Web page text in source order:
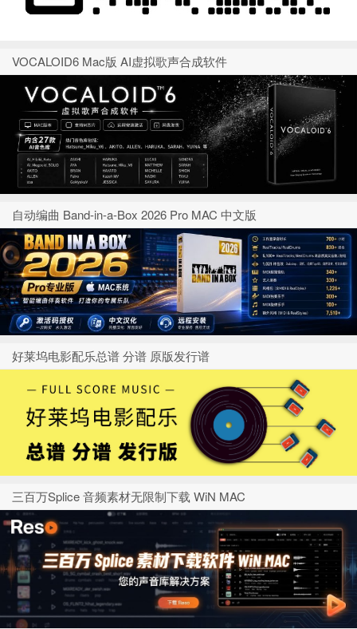
VOCALOID6 Mac版 AI虚拟歌声合成软件
自动编曲 Band-in-a-Box 2026 Pro MAC 中文版
好莱坞电影配乐总谱 分谱 原版发行谱
三百万Splice 音频素材无限制下载 WiN MAC